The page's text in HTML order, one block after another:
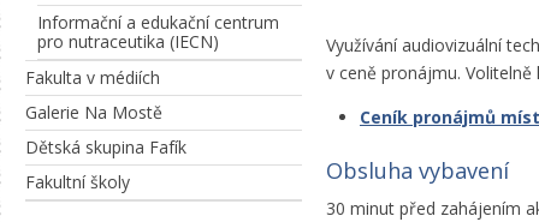
Informační a edukační centrum
pro nutraceutika (IECN)
Fakulta v médiích
Galerie Na Mostě
Dětská skupina Fafík
Fakultní školy
Využívání audiovizuální
v ceně pronájmu.
Ceník pronájmů
Obsluha vybavení
30 minut před zahájením